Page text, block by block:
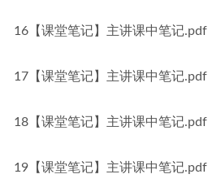
16【课堂笔记】主讲课中笔记.pdf
17【课堂笔记】主讲课中笔记.pdf
18【课堂笔记】主讲课中笔记.pdf
19【课堂笔记】主讲课中笔记.pdf